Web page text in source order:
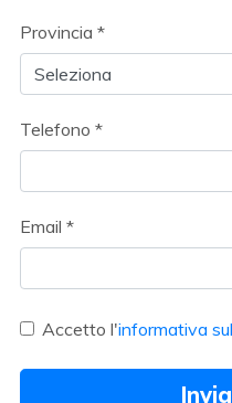
Provincia *
Telefono *
Email *
Accetto l'informativa
Invia